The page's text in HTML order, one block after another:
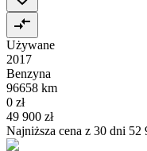
Używane
2017
Benzyna
96658 km
0 zł
49 900 zł
Najniższa cena z 30 dni 52